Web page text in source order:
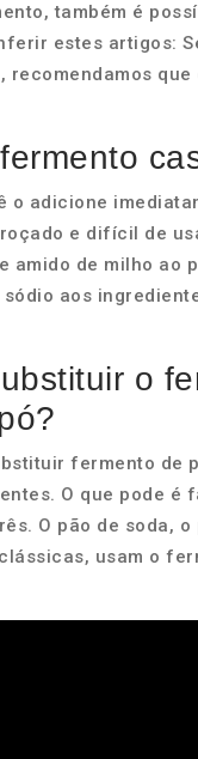
também é
estes artigos:
o adicione
e difícil de
amido de milho ao
aos
o
fermento de
O que pode é
O pão de soda,
usam o